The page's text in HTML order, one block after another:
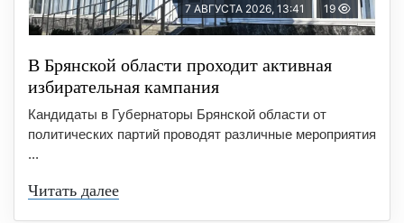
7 АВГУСТА 2026, 13:41 19
В Брянской области проходит активная
избирательная кампания
Кандидаты в Губернаторы Брянской области от
политических партий проводят различные мероприятия
...
Читать далее